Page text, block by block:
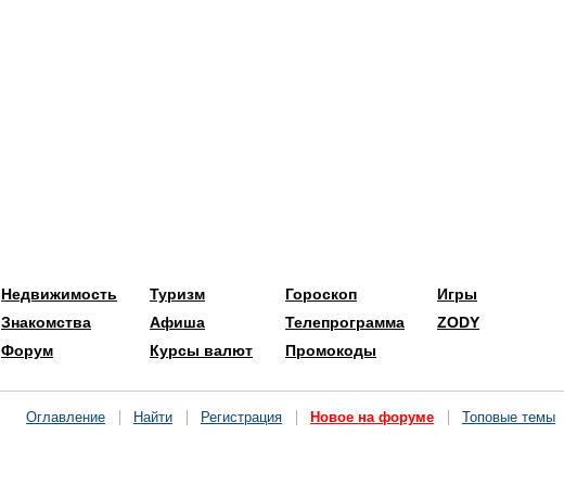
Недвижимость
Знакомства
Форум
Туризм
Афиша
Курсы валют
Гороскоп
Телепрограмма
Промокоды
Игры
ZODY
Оглавление Найти Регистрация Новое на форуме Топовые темы